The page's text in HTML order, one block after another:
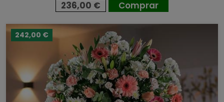
236,00 € Comprar
242,00 €